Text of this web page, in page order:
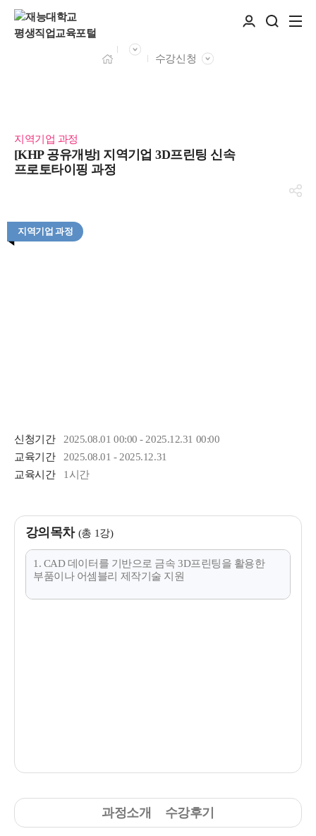
수강신청
지역기업 과정
[KHP 공유개방] 지역기업 3D프린팅 신속
프로토타이핑 과정
지역기업 과정
신청기간
2025.08.01 00:00 - 2025.12.31 00:00
교육기간
2025.08.01 - 2025.12.31
교육시간
1시간
강의목차 (총 1강)
1. CAD 데이터를 기반으로 금속 3D프린팅을 활용한
부품이나 어셈블리 제작기술 지원
과정소개 수강후기